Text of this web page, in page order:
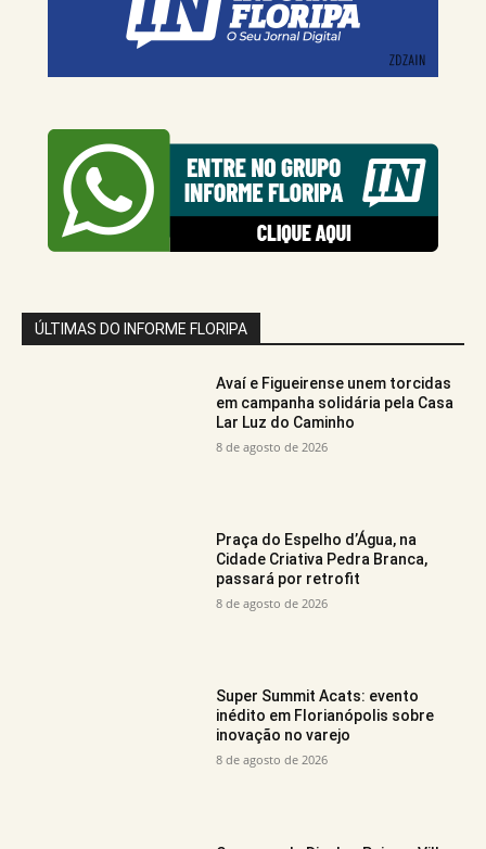
ÚLTIMAS DO INFORME FLORIPA
Avaí e Figueirense unem torcidas
em campanha solidária pela Casa
Lar Luz do Caminho
8 de agosto de 2026
Praça do Espelho d’Água, na
Cidade Criativa Pedra Branca,
passará por retrofit
8 de agosto de 2026
Super Summit Acats: evento
inédito em Florianópolis sobre
inovação no varejo
8 de agosto de 2026